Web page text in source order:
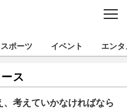
C
衣類
インプレ
スポーツ イベント エンタ
ス
、考えていかなければなら